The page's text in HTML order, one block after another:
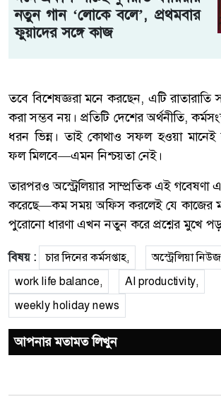
নতুন গান ‘লোকে বলে’, প্রথমবার
ফুয়াদের সঙ্গে কাজ
তবে বিশেষজ্ঞরা মনে করছেন, এটি রাতারাতি
করা সম্ভব নয়। প্রতিটি দেশের অর্থনীতি,
ধরন ভিন্ন। তাই কোথাও সফল হওয়া
ফল মিলবে—এমন নিশ্চয়তা নেই।
তারপরও অস্ট্রেলিয়ার সাম্প্রতিক এই গবেষণা
করেছে—কম সময় অফিস করলেই যে কাজের
পুরোনো ধারণা এখন নতুন করে প্রশ্নের মুখে
বিষয় : চার দিনের কর্মসপ্তাহ,
অস্ট্রেলিয়া
work life balance,
AI productivity,
weekly holiday news
আপনার মতামত লিখুন